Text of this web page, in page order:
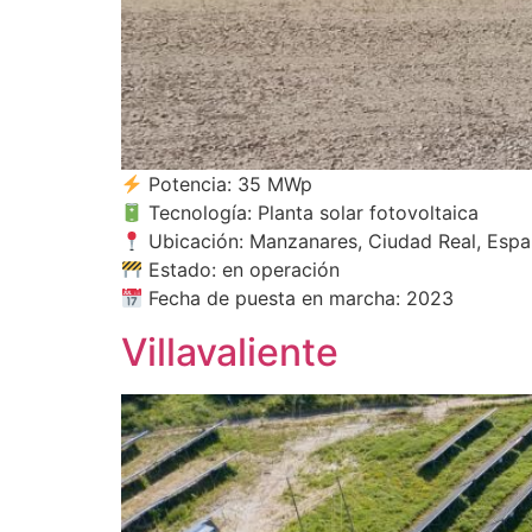
Potencia: 35 MWp
Tecnología: Planta solar fotovoltaica
Ubicación: Manzanares, Ciudad Real,
Estado: en operación
Fecha de puesta en marcha: 2023
Villavaliente